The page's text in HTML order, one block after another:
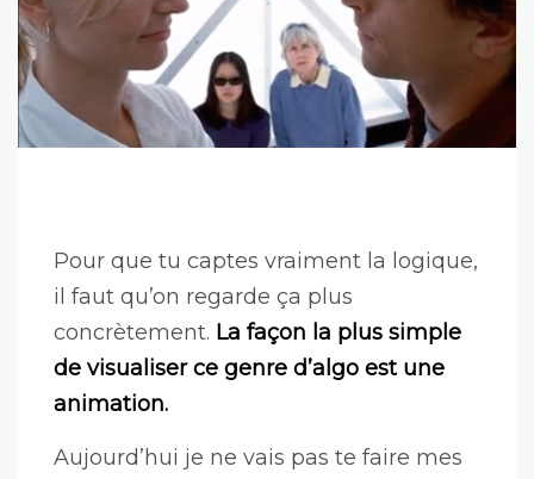
Pour que tu captes vraiment la logique,
il faut qu’on regarde ça plus
concrètement. La façon la plus simple
de visualiser ce genre d’algo est une
animation.
Aujourd’hui je ne vais pas te faire mes